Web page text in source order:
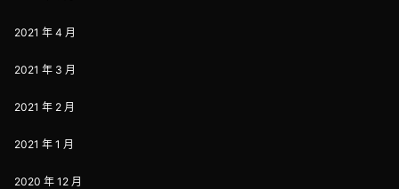
2021 年 4 月
2021 年 3 月
2021 年 2 月
2021 年 1 月
2020 年 12 月